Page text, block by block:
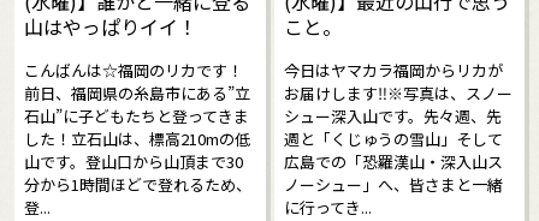
山はやっぱりイイ！
こんばんは☆福岡のリカです！
前日、福岡県の糸島市にある”立
石山”に子どもたちと登ってきま
した！立石山は、標高210mの低
山です。登山口から山頂まで30
分から1時間ほどで登れるため、
登...
こと。
今日はヤマカラ福岡からリカが
お届けします‼︎※写真は、スノー
シュー深入山です。先々週、先
週と「くじゅうの雪山」そして
広島での「恐羅漢山・深入山ス
ノーシュー」へ、皆さまと一緒
に行ってき...